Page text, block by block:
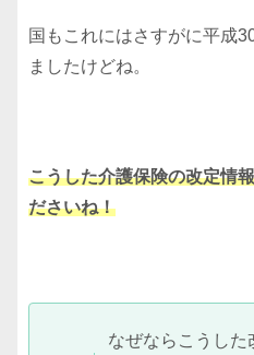
国もこれにはさすがに平成
ましたけどね。
こうした介護保険の改定情
ださいね！
なぜならこうした